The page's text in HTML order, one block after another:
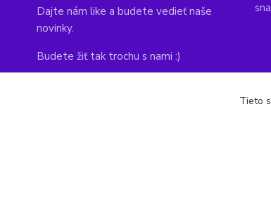
Dajte nám like a budete vedieť naše
novinky.
Budete žiť tak trochu s nami :)
Tieto